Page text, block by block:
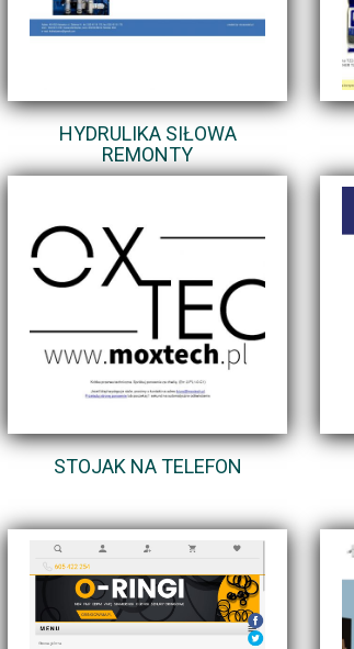
HYDRULIKA SIŁOWA
REMONTY
STOJAK NA TELEFON